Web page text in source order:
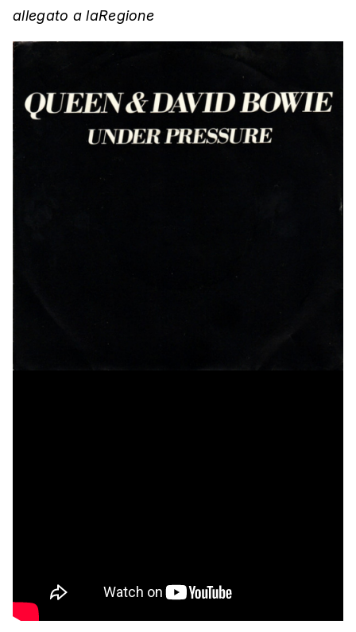
allegato a laRegione